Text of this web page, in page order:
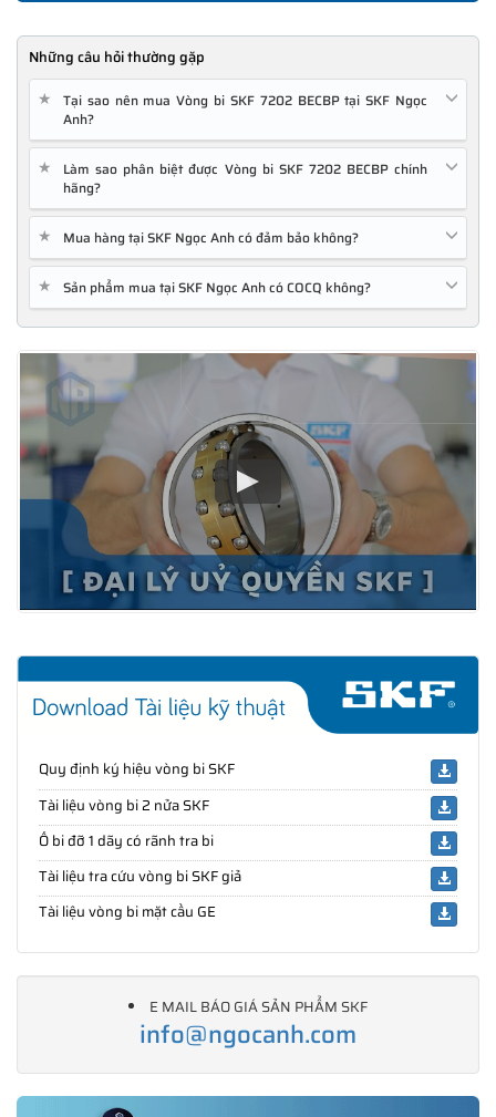
Những câu hỏi thường gặp
★
Tại sao nên mua Vòng bi SKF 7202 BECBP tại SKF Ngọc
Anh?
★
Làm sao phân biệt được Vòng bi SKF 7202 BECBP chính
hãng?
★ Mua hàng tại SKF Ngọc Anh có đảm bảo không?
★ Sản phẩm mua tại SKF Ngọc Anh có COCQ không?
Quy định ký hiệu vòng bi SKF
Tài liệu vòng bi 2 nửa SKF
Ổ bi đỡ 1 dãy có rãnh tra bi
Tài liệu tra cứu vòng bi SKF giả
Tài liệu vòng bi mặt cầu GE
E MAIL BÁO GIÁ SẢN PHẨM SKF
info@ngocanh.com